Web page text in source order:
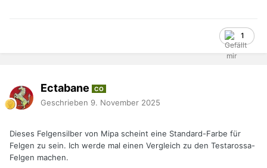
1
Ectabane CO
Geschrieben 9. November 2025
Dieses Felgensilber von Mipa scheint eine Standard-Farbe für
Felgen zu sein. Ich werde mal einen Vergleich zu den Testarossa-
Felgen machen.